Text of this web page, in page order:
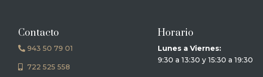
Contacto
943 50 79 01
722 525 558
Horario
Lunes a Viernes:
9:30 a 13:30 y 15:30 a 19:30